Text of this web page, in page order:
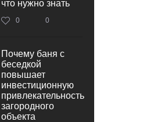
что нужно знать
0 0
Почему баня с
беседкой
повышает
инвестиционную
привлекательность
загородного
объекта